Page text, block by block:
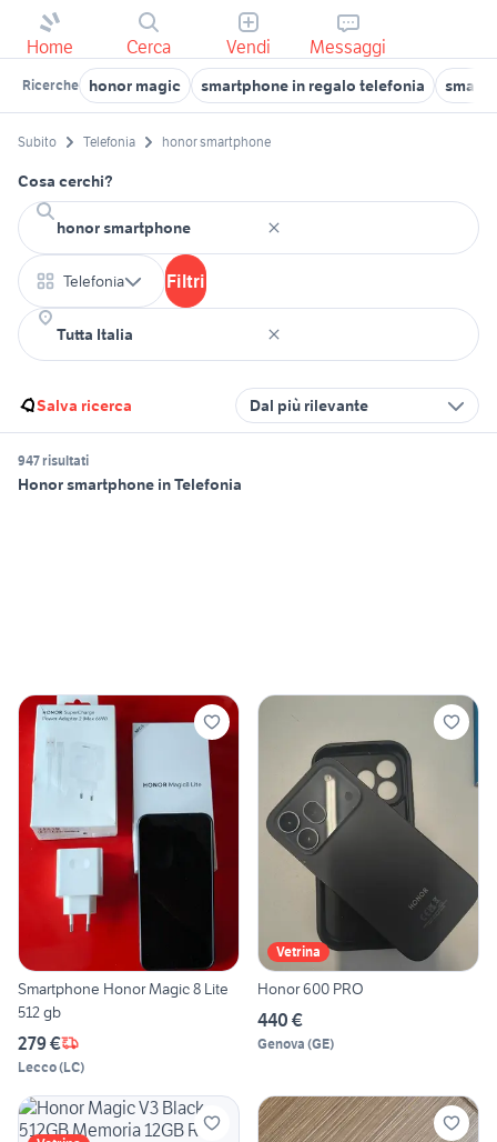
Home Cerca Vendi Messaggi
Ricerche honor magic smartphone in regalo telefonia
Subito Telefonia honor smartphone
Cosa cerchi?
Telefonia Filtri
Salva ricerca Dal più rilevante
947 risultati
Honor smartphone in Telefonia
Smartphone Honor Magic 8 Lite
512 gb
279 €
Lecco(LC)
Vetrina
Honor 600 PRO
440 €
Genova (GE)